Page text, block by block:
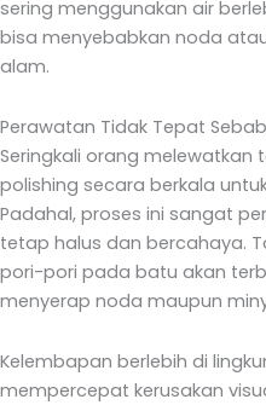
sering menggunakan air
bisa menyebabkan noda
alam.
Perawatan Tidak Tepat
Seringkali orang
polishing secara berkala
Padahal, proses ini sangat
tetap halus dan bercahaya.
pori-pori pada batu akan
menyerap noda maupun
Kelembapan berlebih di
mempercepat kerusakan